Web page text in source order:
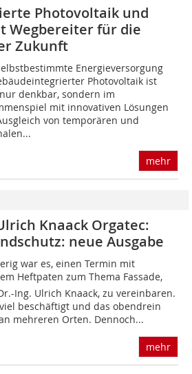
Photovoltaik und
Wegbereiter für die
Zukunft
Energieversorgung
Photovoltaik ist
denkbar, sondern im
mit innovativen Lösungen
von temporären und
mehr
Knaack Orgatec:
neue Ausgabe
war es, einen Termin mit
Heftpaten zum Thema Fassade,
Ing. Ulrich Knaack, zu vereinbaren.
beschäftigt und das obendrein
mehreren Orten. Dennoch...
mehr